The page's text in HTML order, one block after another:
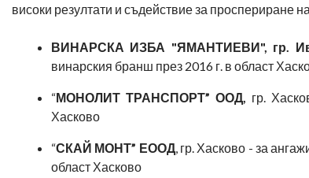
високи резултати и съдействие за проспериране
ВИНАРСКА ИЗБА "ЯМАНТИЕВИ", гр.
винарския бранш през 2016 г. в област
“МОНОЛИТ ТРАНСПОРТ” ООД, гр.
Хасково
“СКАЙ МОНТ” ЕООД, гр. Хасково - за
област Хасково